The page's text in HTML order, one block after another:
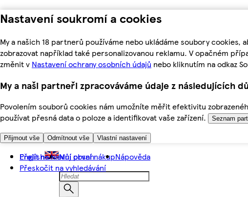
Nastavení soukromí a cookies
My a našich 18 partnerů používáme nebo ukládáme soubory
zobrazovat například také personalizovanou reklamu. V opačném
změnit v Nastavení ochrany osobních údajů nebo kliknutím na odkaz
My a naši partneři zpracováváme údaje z následujících
Povolením souborů cookies nám umožníte měřit efektivitu
používat přesná data o poloze a identifikovat vaše zařízení.
Seznam
Přijmout vše Odmítnout vše Vlastní nastavení
Přejít na hlavní obsah
Přeskočit na vyhledávání
English Můj první nákupNápověda